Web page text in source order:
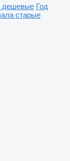
дешевые Год
старые